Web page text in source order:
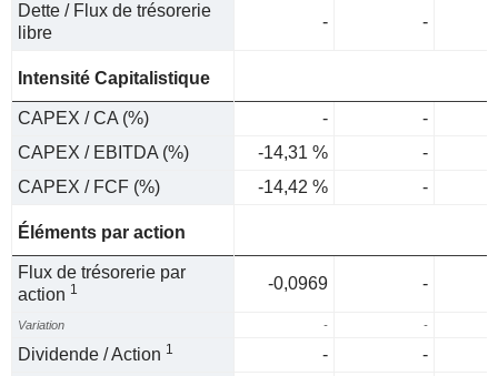
Dette / Flux de trésorerie
libre
- -
Intensité Capitalistique
CAPEX / CA (%) -
-
CAPEX / EBITDA (%)
-14,31 %
-
CAPEX / FCF (%)
-14,42 % -
Éléments par action
Flux de trésorerie par
action 1 -0,0969 -
Variation - -
Dividende / Action 1 - -